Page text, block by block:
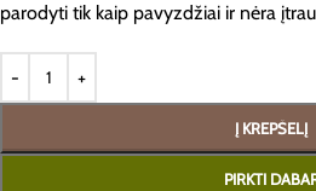
parodyti tik kaip pavyzdžiai ir nėra
Į KREPŠELĮ
PIRKTI